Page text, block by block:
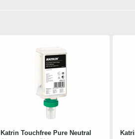
Katrin Touchfree Pure Neutral